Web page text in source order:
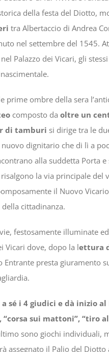
della festa del Diotto,
tra Albertaccio di Andrea
nel settembre del 1545.
Palazzo dei Vicari, gli
prime ombre della sera
composto da oltre un
di tamburi si dirige tra le
dignitario che di lì a
alla suddetta Porta
la via principale del
il Nuovo
cittadinanza.
festosamente illuminate
Vicari dove, dopo la lettura
Entrante presta giuramento
sé i 4 giudici e dà inizio
sui mattoni”, “tiro
sono giochi individuali,
assegnato il Palio del